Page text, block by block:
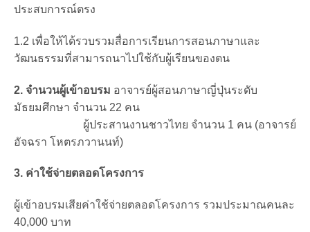
ประสบการณ์ตรง
1.2 เพื่อให้ได้รวบรวมสื่อการเรียนการสอนภาษาและ
วัฒนธรรมที่สามารถนาไปใช้กับผู้เรียนของตน
2. จำนวนผู้เข้าอบรม อาจารย์ผู้สอนภาษาญี่ปุ่นระดับ
มัธยมศึกษา จำนวน 22 คน
ผู้ประสานงานชาวไทย จำนวน 1 คน (อาจารย์
อัจฉรา โหตรภวานนท์)
3. ค่าใช้จ่ายตลอดโครงการ
ผู้เข้าอบรมเสียค่าใช้จ่ายตลอดโครงการ รวมประมาณคนละ
40,000 บาท